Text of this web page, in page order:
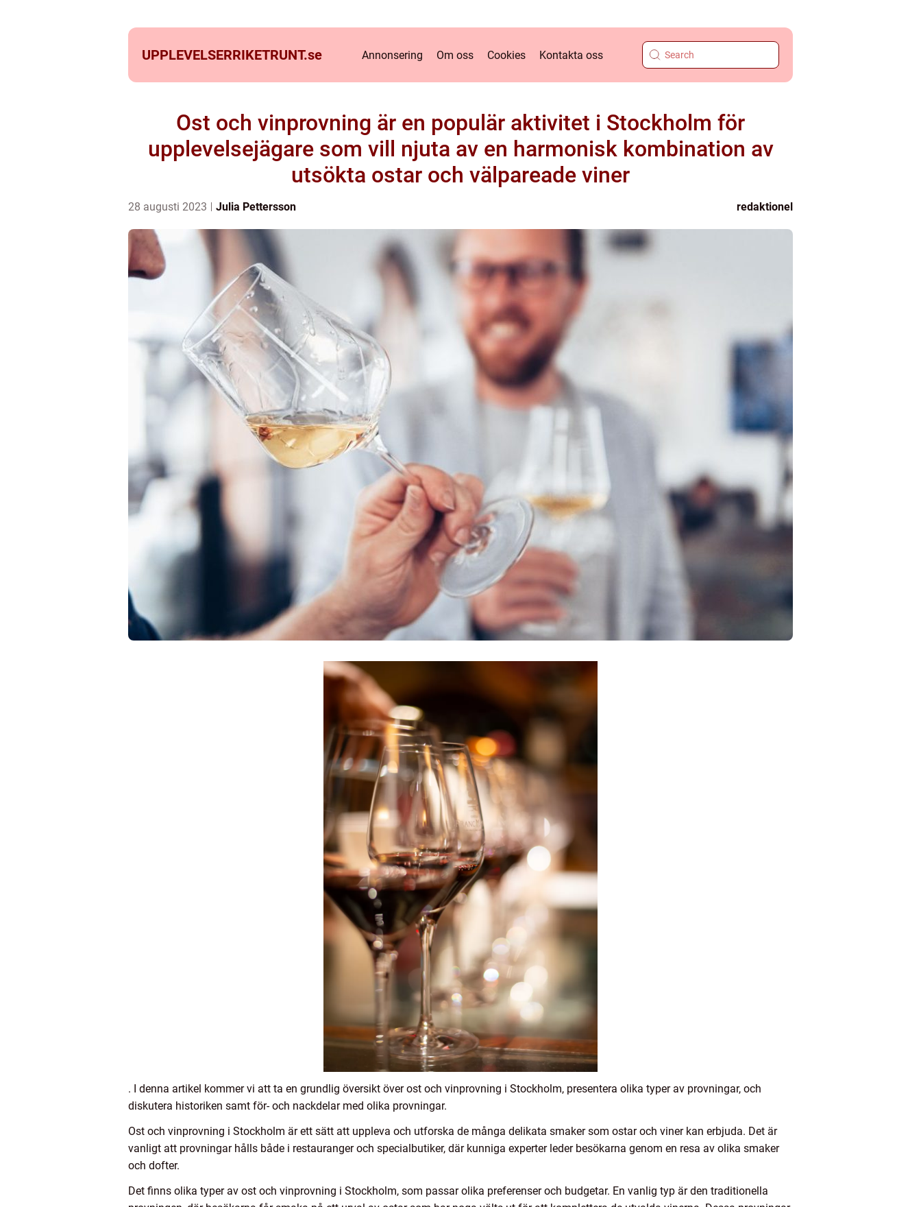
UPPLEVELSERRIKETRUNT.se Annonsering Om oss Cookies Kontakta oss
Ost och vinprovning är en populär aktivitet i Stockholm för
upplevelsejägare som vill njuta av en harmonisk kombination av
utsökta ostar och välpareade viner
28 augusti 2023 Julia Pettersson redaktionel
. I denna artikel kommer vi att ta en grundlig översikt över ost och vinprovning i Stockholm, presentera olika typer av provningar, och
diskutera historiken samt för- och nackdelar med olika provningar.
Ost och vinprovning i Stockholm är ett sätt att uppleva och utforska de många delikata smaker som ostar och viner kan erbjuda. Det är
vanligt att provningar hålls både i restauranger och specialbutiker, där kunniga experter leder besökarna genom en resa av olika smaker
och dofter.
Det finns olika typer av ost och vinprovning i Stockholm, som passar olika preferenser och budgetar. En vanlig typ är den traditionella